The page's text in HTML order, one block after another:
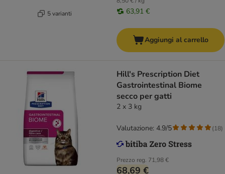
5 varianti 63,91 €
Aggiungi al carrello
Hill's Prescription Diet
Gastrointestinal Biome
secco per gatti
2 x 3 kg
Prezzo reg. 71,98 €
68,69 €
Valutazione: 4.9/5 (18)